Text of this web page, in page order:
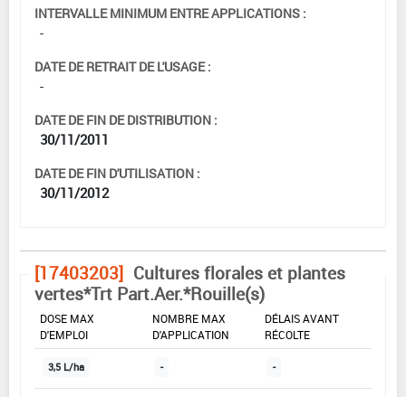
INTERVALLE MINIMUM ENTRE APPLICATIONS :
-
DATE DE RETRAIT DE L'USAGE :
-
DATE DE FIN DE DISTRIBUTION :
30/11/2011
DATE DE FIN D'UTILISATION :
30/11/2012
[17403203] Cultures florales et plantes
vertes*Trt Part.Aer.*Rouille(s)
DOSE MAX
D'EMPLOI
NOMBRE MAX
D'APPLICATION
DÉLAIS AVANT
RÉCOLTE
3,5 L/ha - -